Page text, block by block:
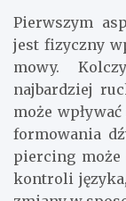
Pierwszym
jest fizyczny
mowy.
najbardziej
może
formowania
piercing może
kontroli